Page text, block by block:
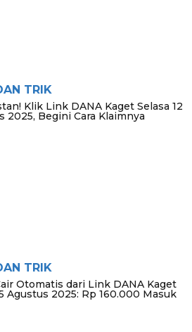
TRIK
Klik Link DANA Kaget Selasa 12
2025, Begini Cara Klaimnya
TRIK
Otomatis dari Link DANA Kaget
Agustus 2025: Rp 160.000 Masuk